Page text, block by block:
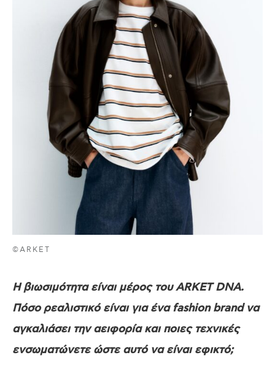
©ARKET
Η βιωσιμότητα είναι μέρος του ARKET DNA.
Πόσο ρεαλιστικό είναι για ένα fashion brand να
αγκαλιάσει την αειφορία και ποιες τεχνικές
ενσωματώνετε ώστε αυτό να είναι εφικτό;